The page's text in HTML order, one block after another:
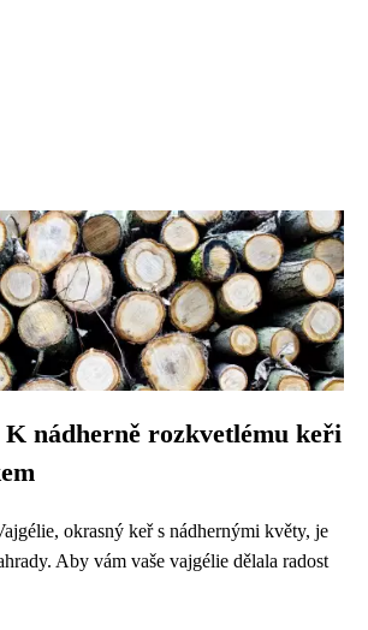
K nádherně rozkvetlému keři
okrasný keř s nádhernými květy, je
Aby vám vaše vajgélie dělala radost